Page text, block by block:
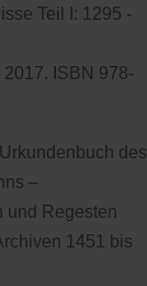
Teil I: 1295 -
2017. ISBN 978-
des
–
und Regesten
1451 bis